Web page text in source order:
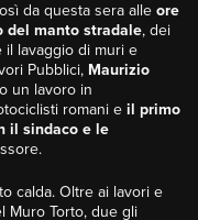
da questa sera alle ore
del manto stradale, dei
il lavaggio di muri e
Pubblici, Maurizio
un lavoro in
romani e il primo
il sindaco e le
calda. Oltre ai lavori e
Muro Torto, due gli